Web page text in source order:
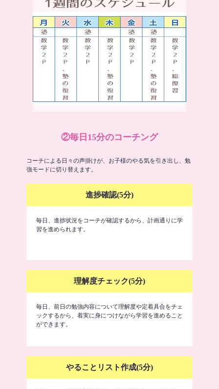
②毎日15分のコーチング
コーチによる日々の声掛けが、お子様のやる気を引き出し、勉
強モードに切り替えます。
進捗確認(5分)
毎日、進捗状況をコーチが確認するから、計画通りに学
習を進められます。
理解度チェック(5分)
毎日、前日の勉強内容について理解度や定着具合をチェ
ックするから、着実に身につけながら学習を進めること
ができます。
やることリスト作成(5分)